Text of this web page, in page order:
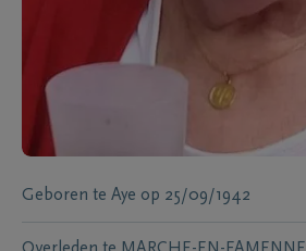
Geboren te Aye op 25/09/1942